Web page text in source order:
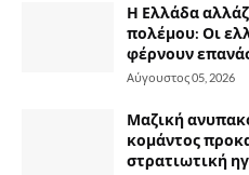
Η Ελλάδα
πολέμου: Οι
φέρνουν
Αύγουστος 05, 2026
Μαζική
κομάντος
στρατιωτική